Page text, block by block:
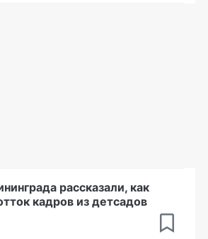
рассказали, как
кадров из детсадов